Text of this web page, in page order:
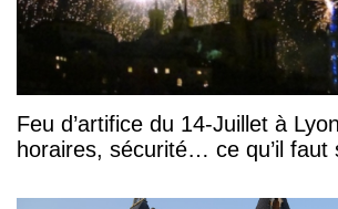
Feu d’artifice du 14-Juillet à
horaires, sécurité… ce qu’il faut